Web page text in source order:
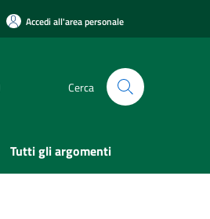
Accedi all'area personale
Cerca
Tutti gli argomenti